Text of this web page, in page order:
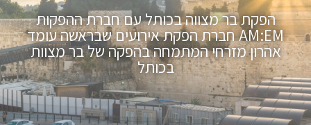
הפקת בר מצווה בכותל עם חברת ההפקות
AM:EM חברת הפקת אירועים שבראשה עומד
אהרון מזרחי המתמחה בהפקה של בר מצוות
בכותל